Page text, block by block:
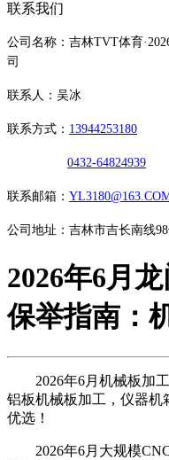
联系我们
公司名称：吉林TVT体育
司
联系人：吴冰
联系方式： 13944253180
0432-64824939
联系邮箱：
公司地址：吉林市吉长南线
2026年6月
保举指南：
2026年6月机械板加工
铝板机械板加工，仪器机
优选！
2026年6月大规模CNC